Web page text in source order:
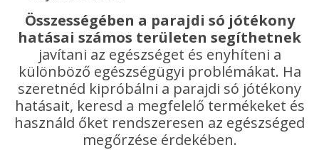
Összességében a parajdi só jótékony
hatásai számos területen segíthetnek
javítani az egészséget és enyhíteni a
különböző egészségügyi problémákat. Ha
szeretnéd kipróbálni a parajdi só jótékony
hatásait, keresd a megfelelő termékeket és
használd őket rendszeresen az egészséged
megőrzése érdekében.